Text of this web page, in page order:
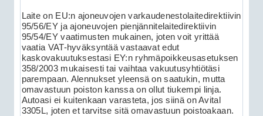
Laite on EU:n ajoneuvojen varkaudenestolaitedirektiivin
95/56/EY ja ajoneuvojen pienjännitelaitedirektiivin
95/54/EY vaatimusten mukainen, joten voit yrittää
vaatia VAT-hyväksyntää vastaavat edut
kaskovakuutuksestasi EY:n ryhmäpoikkeusasetuksen
358/2003 mukaisesti tai vaihtaa vakuutusyhtiötäsi
parempaan. Alennukset yleensä on saatukin, mutta
omavastuun poiston kanssa on ollut tiukempi linja.
Autoasi ei kuitenkaan varasteta, jos siinä on Avital
3305L, joten et tarvitse sitä omavastuun poistoakaan.